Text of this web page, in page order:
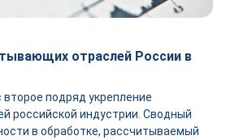
отраслей России в
подряд укрепление
российской индустрии. Сводный
в обработке, рассчитываемый